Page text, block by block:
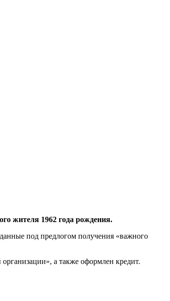
жителя 1962 года рождения.
под предлогом получения «важного
а также оформлен кредит.